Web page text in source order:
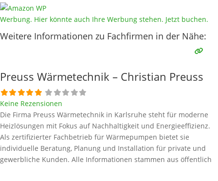
Werbung. Hier könnte auch Ihre Werbung stehen. Jetzt buchen.
Weitere Informationen zu Fachfirmen in der Nähe:
Preuss Wärmetechnik – Christian Preuss
Keine Rezensionen
Die Firma Preuss Wärmetechnik in Karlsruhe steht für moderne
Heizlösungen mit Fokus auf Nachhaltigkeit und Energieeffizienz.
Als zertifizierter Fachbetrieb für Wärmepumpen bietet sie
individuelle Beratung, Planung und Installation für private und
gewerbliche Kunden. Alle Informationen stammen aus öffentlich